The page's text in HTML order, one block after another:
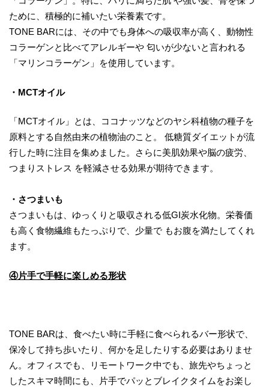
ために、積極的に補いたい栄養素です。
TONE BARには、その中でも身体への吸収率が高く、動物性
コラーゲンと比べてアレルギーや 匂いが少ないと言われる
「マリンコラーゲン」を使用しています。
・MCTオイル
「MCTオイル」とは、ココナッツなどのヤシ科植物の種子を
原料とする自然由来の植物油のこと。 低糖質ダイエットが流
行した時に注目を集めました。さらに美肌効果や脳の疲労、
つまりストレス を軽減させる効果が期待できます。
・さつまいも
さつまいもは、ゆっくりと吸収される低GI炭水化物。栄養価
も高く食物繊維もたっぷりで、少量で もお腹を満たしてくれ
ます。
④片手で手軽に楽しめる形状
TONE BARは、食べたい時に手軽に食べられるバー形状で、
保冷して持ち歩いたり、何かを足したりする必要はありませ
ん。オフィスでも、リモートワーク中でも、旅先やちょっと
したスキマ時間にも、片手でパッとブレイクタイムをお楽し